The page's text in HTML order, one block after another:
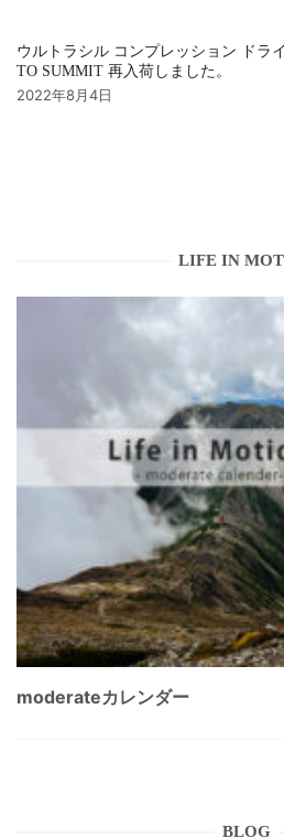
ウルトラシル コンプレッション ドラ
TO SUMMIT 再入荷しました。
2022年8月4日
LIFE IN
moderateカレンダー
BLOG